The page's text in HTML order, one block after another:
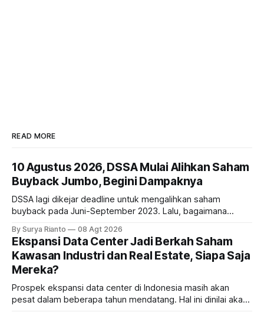
READ MORE
10 Agustus 2026, DSSA Mulai Alihkan Saham
Buyback Jumbo, Begini Dampaknya
DSSA lagi dikejar deadline untuk mengalihkan saham
buyback pada Juni-September 2023. Lalu, bagaimana
By Surya Rianto 08 Agt 2026
Ekspansi Data Center Jadi Berkah Saham
Kawasan Industri dan Real Estate, Siapa Saja
Mereka?
Prospek ekspansi data center di Indonesia masih akan
pesat dalam beberapa tahun mendatang. Hal ini dinilai akan